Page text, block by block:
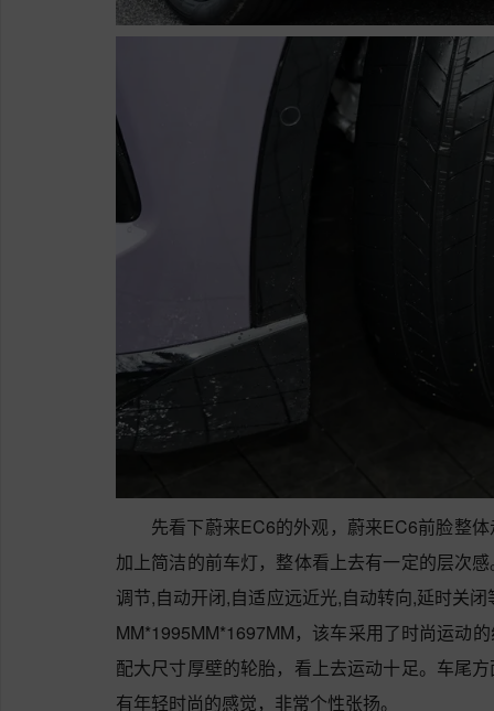
先看下蔚来EC6的外观，蔚来EC6前脸整
加上简洁的前车灯，整体看上去有一定的层次
调节,自动开闭,自适应远近光,自动转向,延时关
MM*1995MM*1697MM，该车采用了时尚运动
配大尺寸厚壁的轮胎，看上去运动十足。车尾
有年轻时尚的感觉，非常个性张扬。